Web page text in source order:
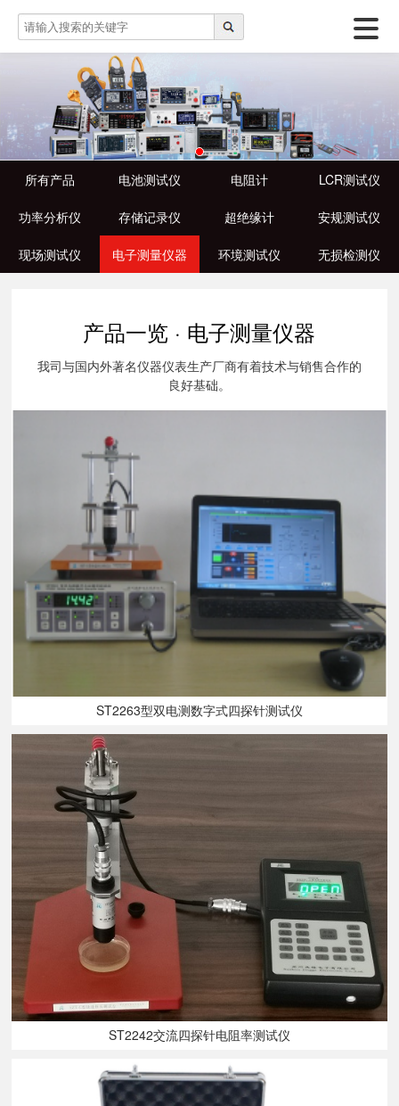
所有产品 电池测试仪 电阻计 LCR测试仪
功率分析仪 存储记录仪 超绝缘计 安规测试仪
现场测试仪 电子测量仪器 环境测试仪 无损检测仪
产品一览 · 电子测量仪器
我司与国内外著名仪器仪表生产厂商有着技术与销售合作的
良好基础。
ST2263型双电测数字式四探针测试仪
ST2242交流四探针电阻率测试仪